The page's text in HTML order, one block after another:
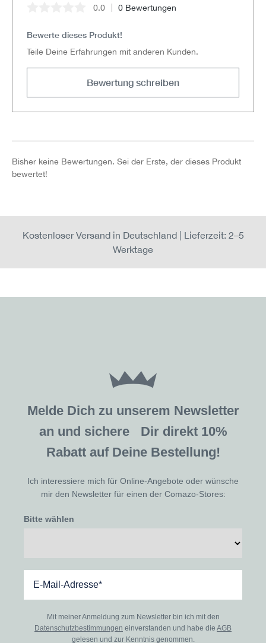
Durchschnittliche Bewertung von 0 von 5 Sternen
0.0 0 Bewertungen
Bewerte dieses Produkt!
Teile Deine Erfahrungen mit anderen Kunden.
Bewertung schreiben
Bisher keine Bewertungen. Sei der Erste, der dieses Produkt
bewertet!
Kostenloser Versand in Deutschland | Lieferzeit: 2–5
Werktage
Melde Dich zu unserem Newsletter
an und sichere Dir direkt 10%
Rabatt auf Deine Bestellung!
Ich interessiere mich für Online-Angebote oder wünsche
mir den Newsletter für einen der Comazo-Stores:
Bitte wählen
Mit meiner Anmeldung zum Newsletter bin ich mit den
Datenschutzbestimmungen einverstanden und habe die AGB
gelesen und zur Kenntnis genommen.